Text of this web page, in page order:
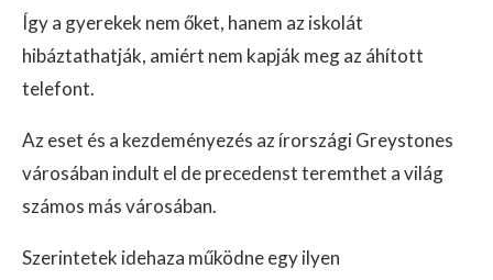
Így a gyerekek nem őket, hanem az iskolát
hibáztathatják, amiért nem kapják meg az áhított
telefont.
Az eset és a kezdeményezés az írországi Greystones
városában indult el de precedenst teremthet a világ
számos más városában.
Szerintetek idehaza működne egy ilyen